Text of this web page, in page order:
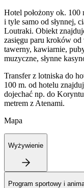
Hotel położony ok.
i tyle samo od słynnej,
Loutraki. Obiekt
zasięgu paru kroków
tawerny, kawiarnie,
muzyczne, słynne
Transfer z lotniska do
100 m. od hotelu
dojechać np. do
metrem z Atenami.
Mapa
Wyżywienie
Program sportowy i